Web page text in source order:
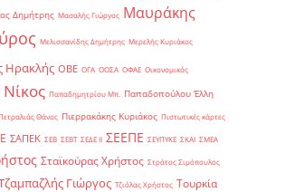
Δημήτρης Μασαλής Γιώργος Μαυράκης
Μελισσανίδης Δημήτρης Μερελής Κυριάκος
Ηρακλής ΟΒΕ ΟΓΑ ΟΟΣΑ ΟΦΑΕ Οικονομικός
Παπαδημητρίου Μπ. Παπαδοπούλου Έλλη
Θάνος Πιερρακάκης Κυριάκος Πιστωτικές κάρτες
ΣΑΠΕΚ ΣΕΒ ΣΕΒΤ ΣΕΔΕ ΙΙ ΣΕΕΠΕ ΣΕΥΠΥΚΕ ΣΚΑΙ ΣΜΕΑ
Σταϊκούρας Χρήστος Στράτος Σιμόπουλος
Γιώργος Τζιόλας Χρήστος Τουρκία